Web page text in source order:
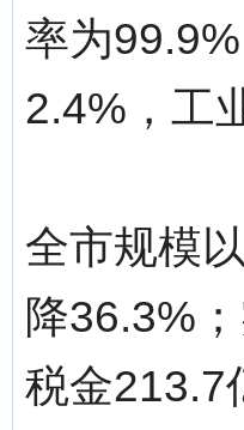
率为
2.4%，工
全市规模
降36.3%
税金213.7